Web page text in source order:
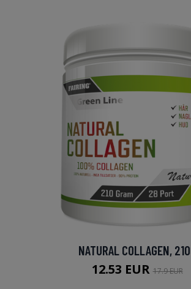
NATURAL COLLAGEN,
12.53 EUR17.9 EUR